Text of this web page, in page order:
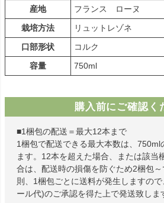
産地
フランス ローヌ
栽培方法
リュットレゾネ
口部形状
コルク
容量
750ml
購入前にご確認く
■1梱包の配送＝最大12本まで
1梱包で配送できる最大本数は、750ml
ます。12本を超えた場合、または該当
合は、配送時の損傷を防ぐため2梱包
則、1梱包ごとに送料が発生しますの
ール代)のご承認を得た上で発送致しま